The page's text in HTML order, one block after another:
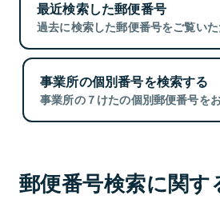
最近検索した郵便番号
過去に検索した郵便番号をご覧いた
事業所の個別番号を検索する
事業所の７けたの個別郵便番号を
郵便番号検索に関す